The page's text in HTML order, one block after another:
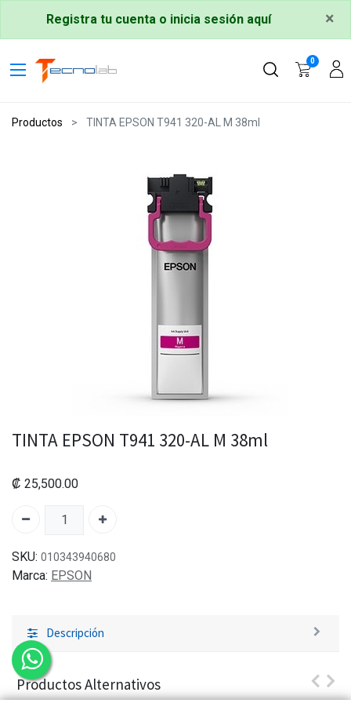
Registra tu cuenta o inicia sesión aquí ×
0
Productos TINTA EPSON T941 320-AL M 38ml
TINTA EPSON T941 320-AL M 38ml
₡ 25,500.00
SKU: 010343940680
Marca: EPSON
Descripción
Productos Alternativos